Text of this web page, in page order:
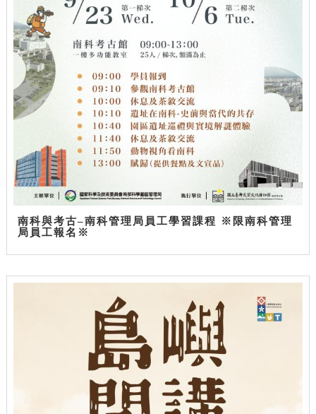
南科與考古–南科管理局員工學習課程 ※限南科管理
局員工報名※